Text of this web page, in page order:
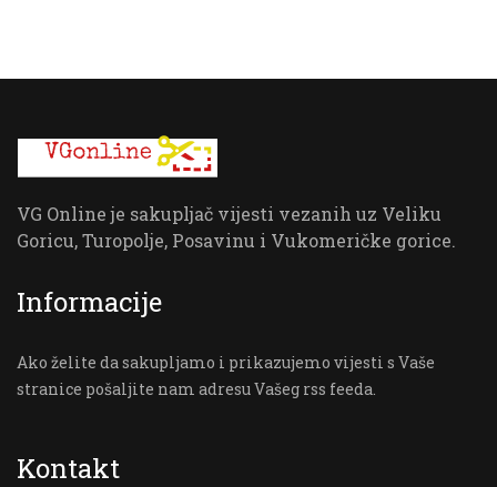
VG Online je sakupljač vijesti vezanih uz Veliku
Goricu, Turopolje, Posavinu i Vukomeričke gorice.
Informacije
Ako želite da sakupljamo i prikazujemo vijesti s Vaše
stranice pošaljite nam adresu Vašeg rss feeda.
Kontakt